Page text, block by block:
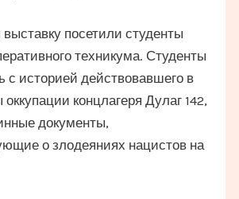
выставку посетили студенты
техникума. Студенты
с историей действовавшего в
оккупации концлагеря Дулаг 142,
документы,
о злодеяниях нацистов на